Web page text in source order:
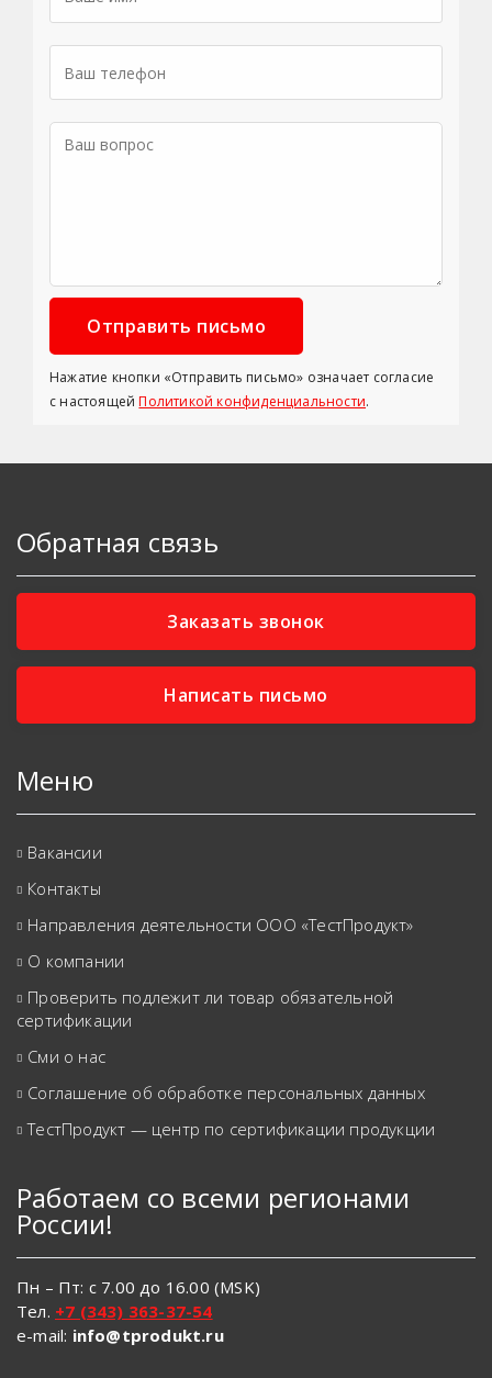
Нажатие кнопки «Отправить письмо» означает согласие
с настоящейПолитикой конфиденциальности.
Обратная связь
Заказать звонок
Написать письмо
Меню
Вакансии
Контакты
Направления деятельности ООО «ТестПродукт»
О компании
Проверить подлежит ли товар обязательной
сертификации
Сми о нас
Соглашение об обработке персональных данных
ТестПродукт — центр по сертификации продукции
Работаем со всеми регионами
России!
Пн – Пт: с 7.00 до 16.00 (MSK)
Тел. +7 (343) 363-37-54
e-mail: info@tprodukt.ru